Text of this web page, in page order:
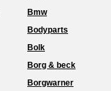
Bmw
Bodyparts
Bolk
Borg & beck
Borgwarner